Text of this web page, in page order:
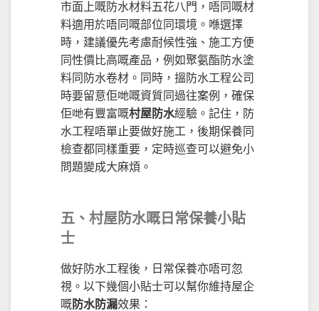
市面上嘅防水材料五花八門，唔同嘅材
料適用於唔同嘅部位同環境。喺選擇
時，建議優先考慮耐候性強、施工方便
同性價比高嘅產品，例如聚氨酯防水塗
料同防水卷材。同時，搵防水工程公司
時要留意佢哋嘅資質同過往案例，確保
佢哋有豐富嘅村屋防水經驗。記住，防
水工程唔單止要做好施工，後期保養同
檢查都同樣重要，定時巡查可以避免小
問題變成大麻煩。
五、村屋防水嘅日常保養小貼
士
做好防水工程後，日常保養亦唔可忽
視。以下幾個小貼士可以幫你維持屋企
嘅防水防漏效果：